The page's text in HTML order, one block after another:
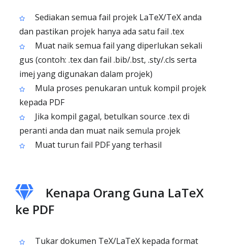
Sediakan semua fail projek LaTeX/TeX anda
dan pastikan projek hanya ada satu fail .tex
Muat naik semua fail yang diperlukan sekali
gus (contoh: .tex dan fail .bib/.bst, .sty/.cls serta
imej yang digunakan dalam projek)
Mula proses penukaran untuk kompil projek
kepada PDF
Jika kompil gagal, betulkan source .tex di
peranti anda dan muat naik semula projek
Muat turun fail PDF yang terhasil
Kenapa Orang Guna LaTeX
ke PDF
Tukar dokumen TeX/LaTeX kepada format